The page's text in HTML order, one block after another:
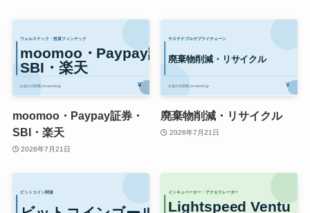
moomoo・Paypay証券・
SBI・楽天
2026年7月21日
廃棄物削減・リサイクル
2026年7月21日